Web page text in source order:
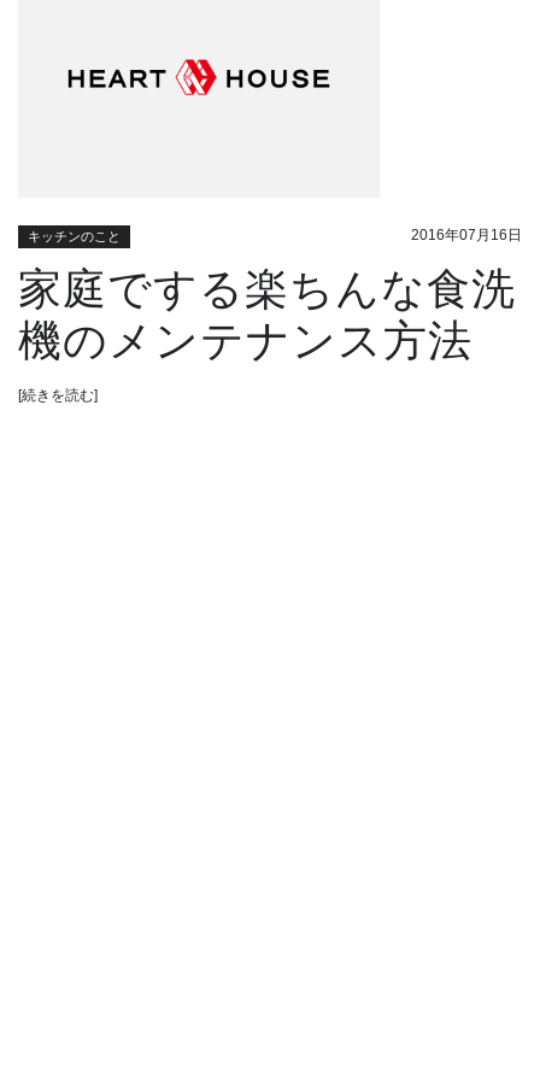
キッチンのこと 2016年07月16日
家庭でする楽ちんな食洗
機のメンテナンス方法
[続きを読む]